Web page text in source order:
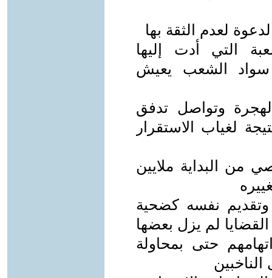
لعدم الثقة بها
التي أدت إليها
الشعب يعيش
وتواصل تدفق
لغياب الاستقرار
من البداية ملايين
نفسه كضحية
لم يزل بعضها
حتى بمحاولة